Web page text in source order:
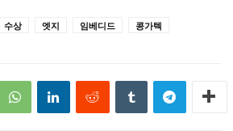
수상 엣지 임베디드 콩가텍